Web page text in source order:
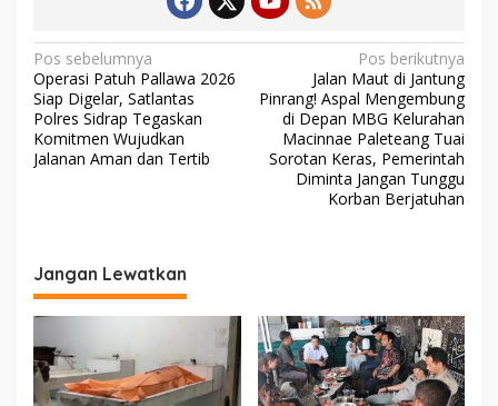
N
a
v
i
i
p
o
s
Pos sebelumnya
Operasi Patuh Pallawa 2026
Siap Digelar, Satlantas
Polres Sidrap Tegaskan
Komitmen Wujudkan
Jalanan Aman dan Tertib
Pos berikutnya
Jalan Maut di Jantung
Pinrang! Aspal Mengembung
di Depan MBG Kelurahan
Macinnae Paleteang Tuai
Sorotan Keras, Pemerintah
Diminta Jangan Tunggu
Korban Berjatuhan
Jangan Lewatkan